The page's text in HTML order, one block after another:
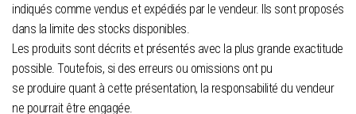
indiqués comme vendus et expédiés par le vendeur. Ils sont proposés
dans la limite des stocks disponibles.
Les produits sont décrits et présentés avec la plus grande exactitude
possible. Toutefois, si des erreurs ou omissions ont pu
se produire quant à cette présentation, la responsabilité du vendeur
ne pourrait être engagée.